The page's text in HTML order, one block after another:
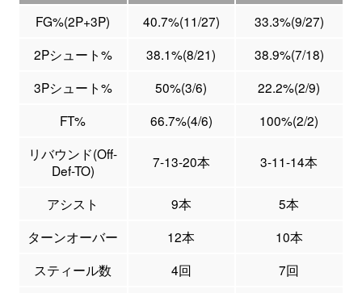
FG%(2P+3P) 40.7%(11/27)
33.3%(9/27)
2Pシュート%
38.1%(8/21)
38.9%(7/18)
3Pシュート%
50%(3/6)
22.2%(2/9)
FT%
66.7%(4/6)
100%(2/2)
リバウンド(Off-
Def-TO)
7-13-20本 3-11-14本
アシスト 9本
5本
ターンオーバー
12本
10本
スティール数
4回
7回